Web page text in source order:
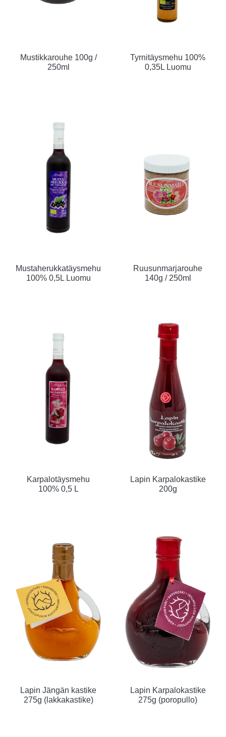
Mustikkarouhe 100g /
250ml
Tyrnitäysmehu 100%
0,35L Luomu
Mustaherukkatäysmehu
100% 0,5L Luomu
Ruusunmarjarouhe
140g / 250ml
Karpalotäysmehu
100% 0,5 L
Lapin Karpalokastike
200g
Lapin Jängän kastike
275g (lakkakastike)
Lapin Karpalokastike
275g (poropullo)